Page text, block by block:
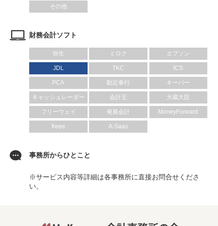
その他
財務会計ソフト
弥生 ミロク エプソン
JDL TKC ICS
PCA 勘定奉行 キーパー
キャッシュレーダー 会計王 大蔵大臣
フリーウェイ 発展会計 MoneyForward
freee A-Saas
事務所からひとこと
※サービス内容等詳細は各事務所に直接お問合せくださ
い。